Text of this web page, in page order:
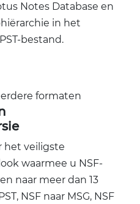
Notes Database en
in het
bestand.
het veiligste
waarmee u NSF-
naar meer dan 13
NSF naar MSG, NSF